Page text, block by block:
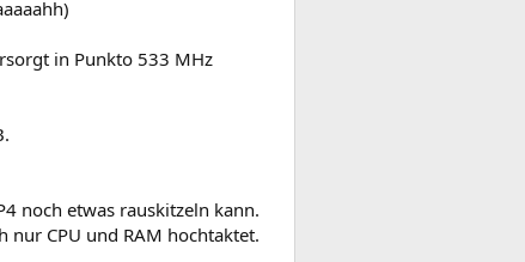
in Punkto 533 MHz
noch etwas rauskitzeln kann.
nur CPU und RAM hochtaktet.